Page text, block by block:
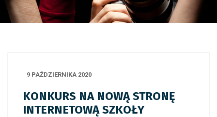
9 PAŹDZIERNIKA 2020
KONKURS NA NOWĄ STRONĘ
INTERNETOWĄ SZKOŁY